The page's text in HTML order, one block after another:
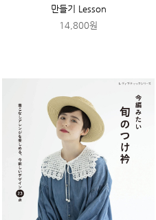
만들기 Lesson
14,800원